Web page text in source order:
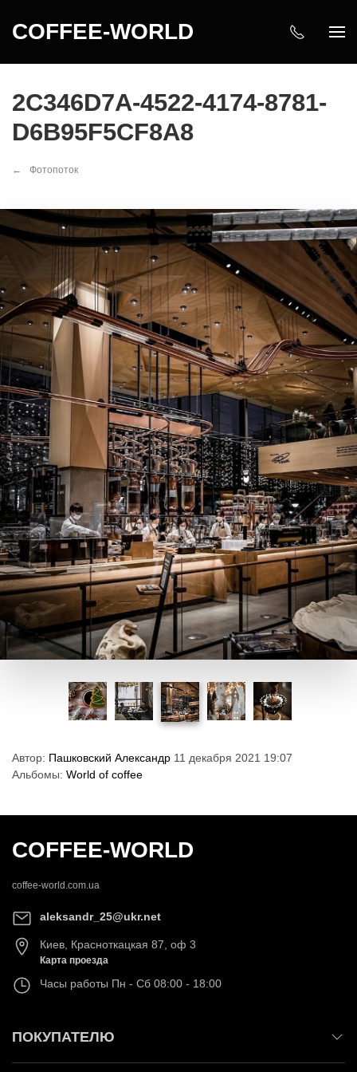
COFFEE-WORLD
2C346D7A-4522-4174-8781-
D6B95F5CF8A8
Фотопоток
Автор: Пашковский Александр 11 декабря 2021 19:07
Альбомы: World of coffee
COFFEE-WORLD
coffee-world.com.ua
aleksandr_25@ukr.net
Киев Красноткацкая 87, оф 3
Карта проезда
Часы работы Пн - Сб 08:00 - 18:00
ПОКУПАТЕЛЮ